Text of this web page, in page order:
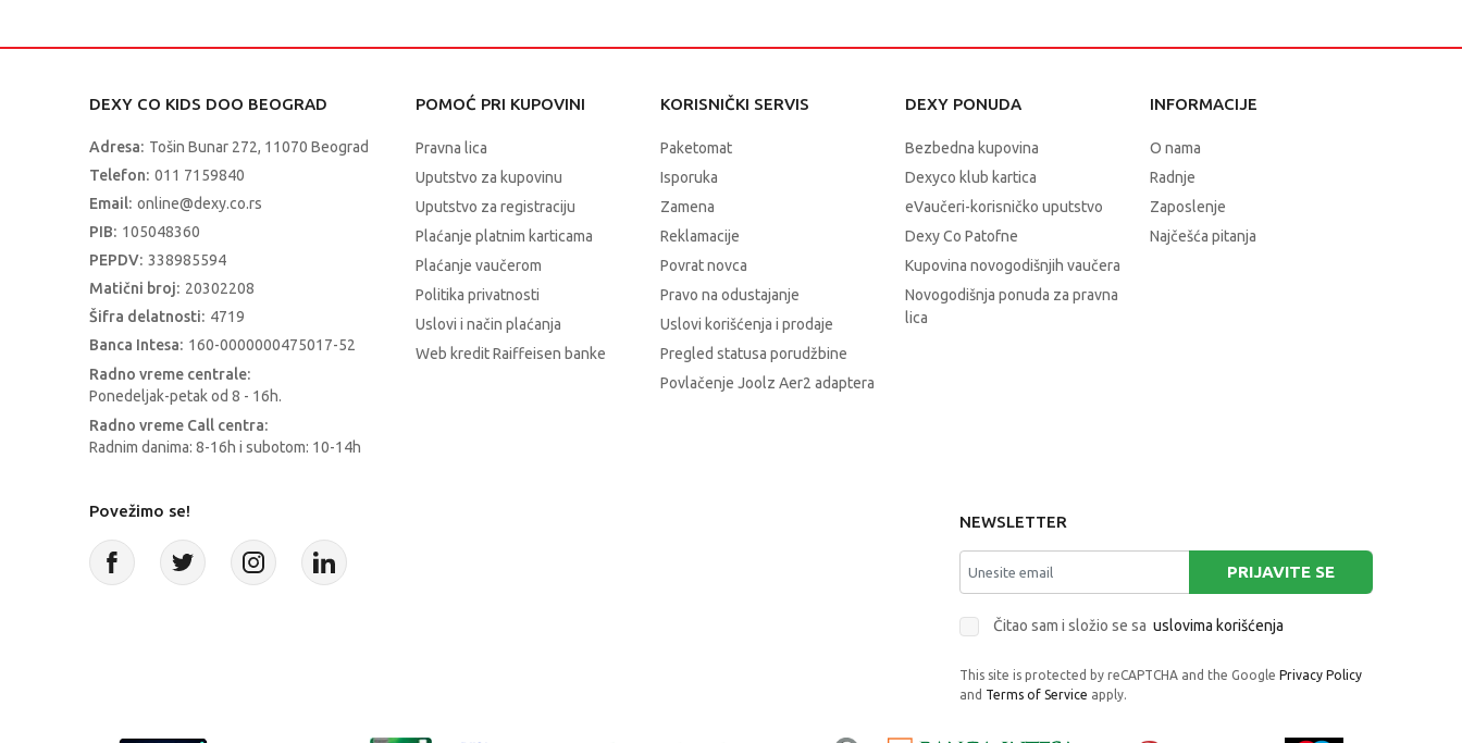
DEXY CO KIDS DOO BEOGRAD
Adresa: Tošin Bunar 272, 11070 Beograd
Telefon: 011 7159840
Email: online@dexy.co.rs
PIB: 105048360
PEPDV: 338985594
Matični broj: 20302208
Šifra delatnosti: 4719
Banca Intesa: 160-0000000475017-52
Radno vreme centrale:
Ponedeljak-petak od 8 - 16h.
Radno vreme Call centra:
Radnim danima: 8-16h i subotom: 10-14h
POMOĆ PRI KUPOVINI
Pravna lica
Uputstvo za kupovinu
Uputstvo za registraciju
Plaćanje platnim karticama
Plaćanje vaučerom
Politika privatnosti
Uslovi i način plaćanja
Web kredit Raiffeisen banke
KORISNIČKI SERVIS
Paketomat
Isporuka
Zamena
Reklamacije
Povrat novca
Pravo na odustajanje
Uslovi korišćenja i prodaje
Pregled statusa porudžbine
Povlačenje Joolz Aer2 adaptera
DEXY PONUDA
Bezbedna kupovina
Dexyco klub kartica
eVaučeri-korisničko uputstvo
Dexy Co Patofne
Kupovina novogodišnjih vaučera
Novogodišnja ponuda za pravna
lica
INFORMACIJE
O nama
Radnje
Zaposlenje
Najčešća pitanja
Povežimo se!
NEWSLETTER
PRIJAVITE SE
Čitao sam i složio se sa uslovima korišćenja
This site is protected by reCAPTCHA and the Google Privacy Policy
and Terms of Service apply.